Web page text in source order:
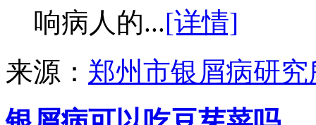
响病人的...[详情]
来源： 郑州市银屑病研究